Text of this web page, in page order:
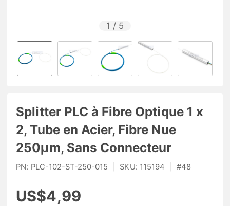
1 / 5
Splitter PLC à Fibre Optique 1 x
2, Tube en Acier, Fibre Nue
250μm, Sans Connecteur
PN: PLC-102-ST-250-015 SKU: 115194 #48
US$4,99